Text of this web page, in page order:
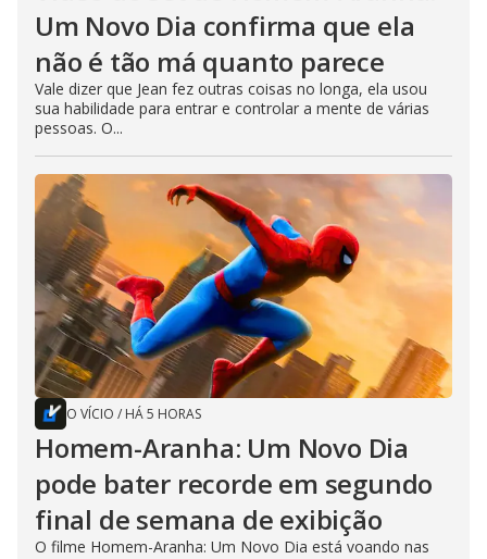
Um Novo Dia confirma que ela
não é tão má quanto parece
Vale dizer que Jean fez outras coisas no longa, ela usou
sua habilidade para entrar e controlar a mente de várias
pessoas. O...
O VÍCIO / HÁ 5 HORAS
Homem-Aranha: Um Novo Dia
pode bater recorde em segundo
final de semana de exibição
O filme Homem-Aranha: Um Novo Dia está voando nas